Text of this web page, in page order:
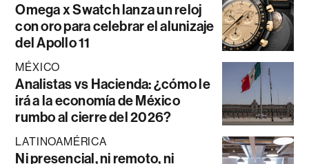
Omega x Swatch lanza un reloj
con oro para celebrar el alunizaje
del Apollo 11
MÉXICO
Analistas vs Hacienda: ¿cómo le
irá a la economía de México
rumbo al cierre del 2026?
LATINOAMÉRICA
Ni presencial, ni remoto, ni